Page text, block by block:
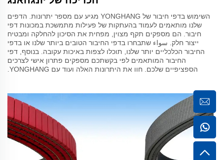
השימוש בדפי חיבור של YONGHANG מגיע עם מספר יתרונות. הדפים
שלנו מותאמים לעמוד בהעתקות של פעילות מתמשכת במכונות דפי
חיבור. הם מספקים תקף מצוין, מפחית את הסיכון להחלקה ומבטיח
ייצור חלק. سواء שתבחרו בדפי החיבור הטובים ביותר שלנו או בדפי
החיבור הכלכליים יותר שלנו, תוכלו לצפות באיכות עקובה. בנוסף, דפי
החיבור המותאמים לפי בקשתכם מספקים פתרון אישי לצרכים
הספציפיים שלכם. חוו את היתרונות האלה ועוד עם YONGHANG.